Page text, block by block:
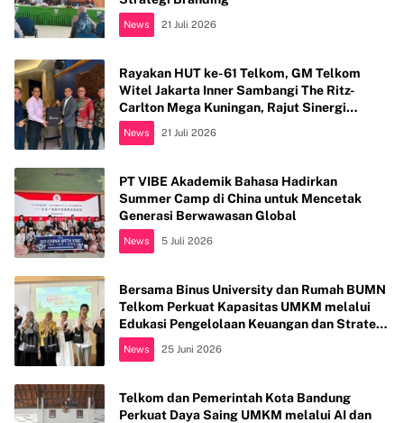
News 21 Juli 2026
Rayakan HUT ke-61 Telkom, GM Telkom
Witel Jakarta Inner Sambangi The Ritz-
Carlton Mega Kuningan, Rajut Sinergi
Digital untuk Industri Hospitality
News 21 Juli 2026
PT VIBE Akademik Bahasa Hadirkan
Summer Camp di China untuk Mencetak
Generasi Berwawasan Global
News 5 Juli 2026
Bersama Binus University dan Rumah BUMN
Telkom Perkuat Kapasitas UMKM melalui
Edukasi Pengelolaan Keuangan dan Strategi
Penentuan Harga Jual
News 25 Juni 2026
Telkom dan Pemerintah Kota Bandung
Perkuat Daya Saing UMKM melalui AI dan